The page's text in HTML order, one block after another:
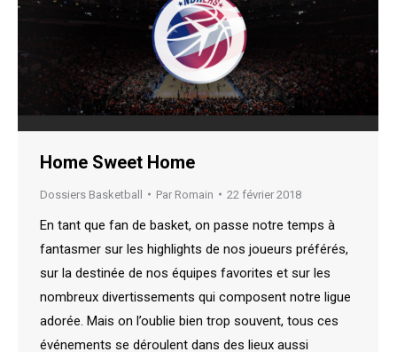
Home Sweet Home
Dossiers Basketball Par Romain 22 février 2018
En tant que fan de basket, on passe notre temps à
fantasmer sur les highlights de nos joueurs préférés,
sur la destinée de nos équipes favorites et sur les
nombreux divertissements qui composent notre ligue
adorée. Mais on l’oublie bien trop souvent, tous ces
événements se déroulent dans des lieux aussi